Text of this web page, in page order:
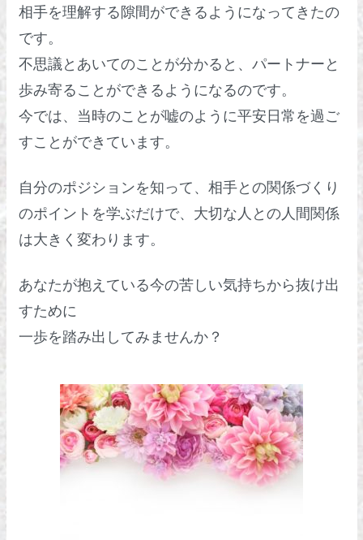
相手を理解する隙間ができるようになってきたの
です。
不思議とあいてのことが分かると、パートナーと
歩み寄ることができるようになるのです。
今では、当時のことが嘘のように平安日常を過ご
すことができています。
自分のポジションを知って、相手との関係づくり
のポイントを学ぶだけで、大切な人との人間関係
は大きく変わります。
あなたが抱えている今の苦しい気持ちから抜け出
すために
一歩を踏み出してみませんか？